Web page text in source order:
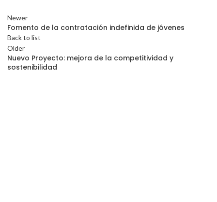
Newer
Fomento de la contratación indefinida de jóvenes
Back to list
Older
Nuevo Proyecto: mejora de la competitividad y
sostenibilidad